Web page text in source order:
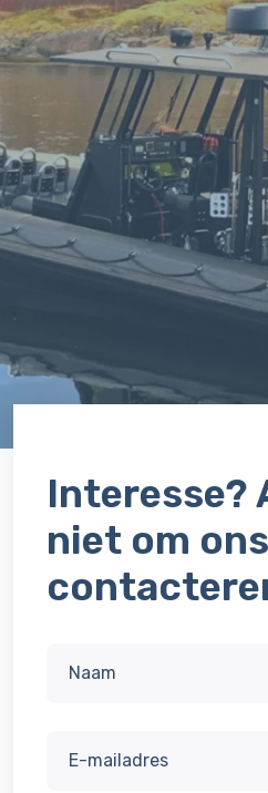
Interesse?
niet om